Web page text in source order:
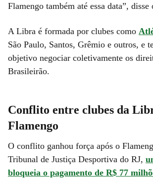
Flamengo também até essa data”, disse
A Libra é formada por clubes como
São Paulo, Santos, Grêmio e outros, e
objetivo negociar coletivamente os
Brasileirão.
Conflito entre clubes da
Flamengo
O conflito ganhou força após o
Tribunal de Justiça Desportiva do RJ,
bloqueia o pagamento de R$ 77